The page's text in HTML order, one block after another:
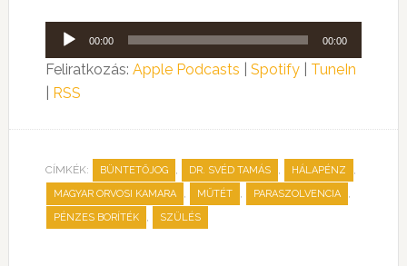
Audió
lejátszó
00:00 00:00
Feliratkozás: Apple Podcasts Spotify| TuneIn
RSS
CÍMKÉK: BÜNTETŐJOG , DR. SVÉD TAMÁS , HÁLAPÉNZ ,
MAGYAR ORVOSI KAMARA , MŰTÉT , PARASZOLVENCIA ,
PÉNZES BORÍTÉK , SZÜLÉS